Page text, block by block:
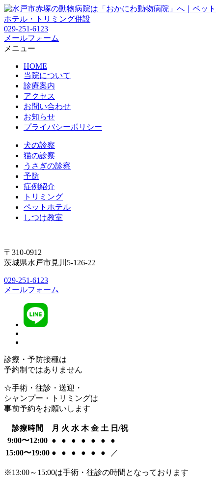
029-251-6123
メールフォーム
メニュー
HOME
当院について
診療案内
アクセス
お問い合わせ
お知らせ
プライバシーポリシー
犬の診察
猫の診察
うさぎの診察
予防
症例紹介
トリミング
ペットホテル
しつけ教室
〒310-0912
茨城県水戸市見川5-126-22
029-251-6123
メールフォーム
診療・予防接種は
予約制ではありません
☆手術・往診・送迎・
シャンプー・トリミングは
事前予約をお願いします
診療時間 月 火 水 木 金 土 日/祝
9:00〜12:00 ● ● ● ● ● ●
●
15:00〜19:00 ● ● ● ● ● ● ／
※13:00～15:00は手術・往診の時間となっております